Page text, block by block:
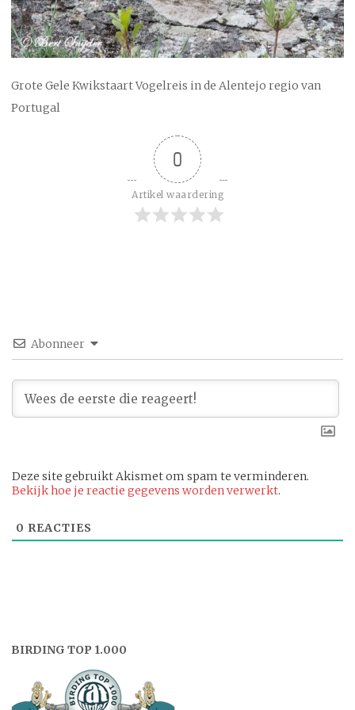
Grote Gele Kwikstaart Vogelreis in de Alentejo regio van
Portugal
0
Artikel waardering
Abonneer
Deze site gebruikt Akismet om spam te verminderen.
Bekijk hoe je reactie gegevens worden verwerkt.
0 REACTIES
BIRDING TOP 1.000